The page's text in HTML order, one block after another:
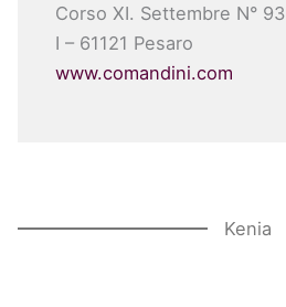
Corso XI. Settembre N° 93
I – 61121 Pesaro
www.comandini.com
Kenia